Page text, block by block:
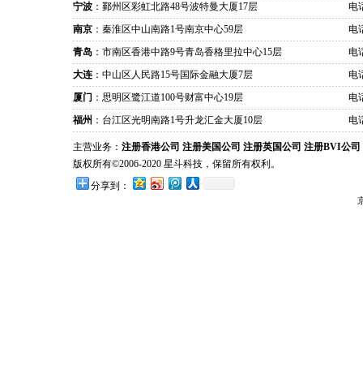
宁波 ：鄞州区彩虹北路48号波特曼大厦17层
电
南京 ：秦淮区中山南路1号南京中心59层
电
青岛 ：市南区香港中路9号青岛香格里拉中心15层
电
大连 ：中山区人民路15号国际金融大厦7层
电
厦门 ：思明区鹭江道100号财富中心19层
电
福州 ：台江区光明南路1号升龙汇金大厦10层 电
主营业务： 注册香港公司 注册美国公司 注册英国公司 注册BVI公司
版权所有©2006-2020 星斗科技，保留所有权利。
分享到：